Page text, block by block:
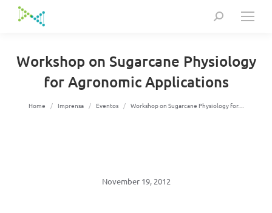
Search:
Workshop on Sugarcane Physiology
for Agronomic Applications
You are here:
Home Imprensa Eventos Workshop on Sugarcane Physiology for…
November 19, 2012